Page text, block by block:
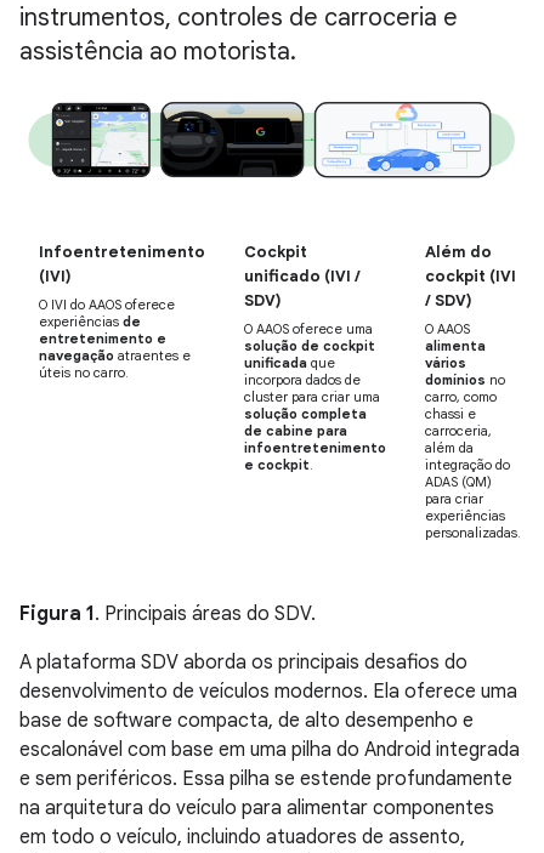
instrumentos, controles de carroceria e
assistência ao motorista.
Infoentretenimento
(IVI)
O IVI do AAOS oferece
experiências de
entretenimento e
navegação atraentes e
úteis no carro.
Cockpit
unificado (IVI /
SDV)
O AAOS oferece uma
solução de cockpit
unificada que
incorpora dados de
cluster para criar uma
solução completa
de cabine para
infoentretenimento
e cockpit.
Além do
cockpit (IVI
/ SDV)
O AAOS
alimenta
vários
domínios no
carro, como
chassi e
carroceria,
além da
integração do
ADAS (QM)
para criar
experiências
personalizadas.
Figura 1. Principais áreas do SDV.
A plataforma SDV aborda os principais desafios do
desenvolvimento de veículos modernos. Ela oferece uma
base de software compacta, de alto desempenho e
escalonável com base em uma pilha do Android integrada
e sem periféricos. Essa pilha se estende profundamente
na arquitetura do veículo para alimentar componentes
em todo o veículo, incluindo atuadores de assento,